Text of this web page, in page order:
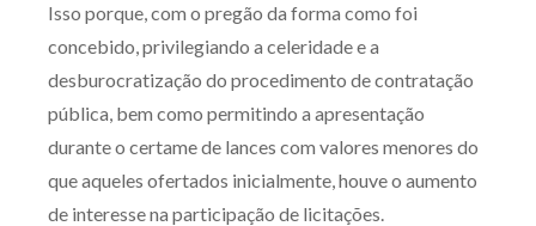
Capacitação
Zênite Online
Eventos presenciais
Zênite in Company
Diferenciais
Isso porque, com o pregão da forma como foi
concebido, privilegiando a celeridade e a
desburocratização do procedimento de contratação
pública, bem como permitindo a apresentação
durante o certame de lances com valores menores do
que aqueles ofertados inicialmente, houve o aumento
de interesse na participação de licitações.